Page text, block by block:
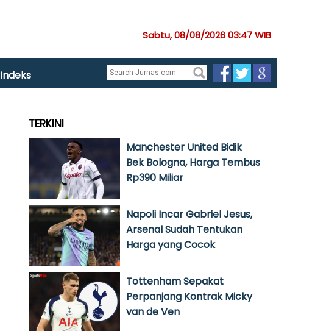
Sabtu, 08/08/2026 03:47 WIB
Indeks
TERKINI
Manchester United Bidik
Bek Bologna, Harga Tembus
Rp390 Miliar
Napoli Incar Gabriel Jesus,
Arsenal Sudah Tentukan
Harga yang Cocok
Tottenham Sepakat
Perpanjang Kontrak Micky
van de Ven